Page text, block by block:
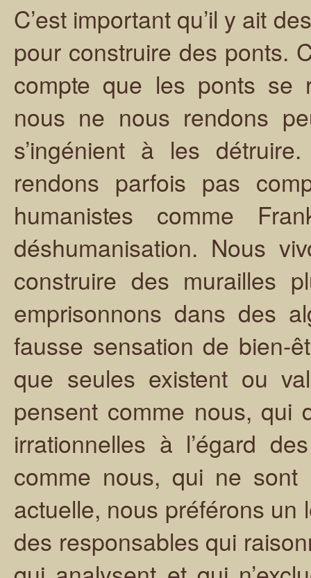
C’est important qu’il y ait
pour construire des ponts.
compte que les ponts se
nous ne nous rendons
s’ingénient à les
rendons parfois pas
humanistes comme
déshumanisation. Nous
construire des murailles
emprisonnons dans des
fausse sensation de bien-
que seules existent ou
pensent comme nous, qui
irrationnelles à l’égard
comme nous, qui ne sont
actuelle, nous préférons un
des responsables qui